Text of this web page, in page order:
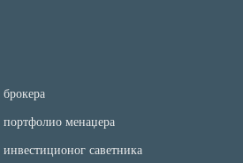
портфолио менаџера
саветника